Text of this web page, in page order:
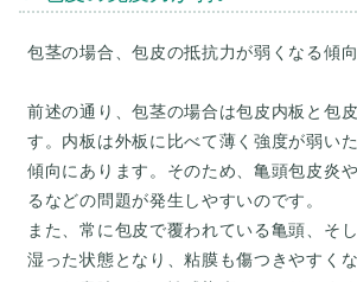
包茎の場合、包皮の抵抗力が弱くなる傾向
前述の通り、包茎の場合は包皮内板と包
す。内板は外板に比べて薄く強度が弱い
傾向にあります。そのため、亀頭包皮炎
るなどの問題が発生しやすいのです。
また、常に包皮で覆われている亀頭、そ
湿った状態となり、粘膜も傷つきやすく